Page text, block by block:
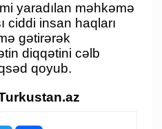
yaradılan məhkəmə
ciddi insan haqları
gətirərək
diqqətini cəlb
qoyub.